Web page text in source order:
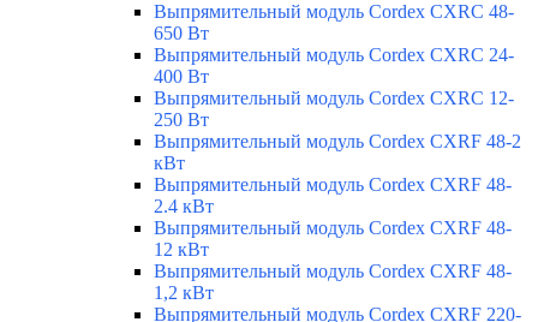
Выпрямительный модуль Cordex CXRС 48-
650 Вт
Выпрямительный модуль Cordex CXRС 24-
400 Вт
Выпрямительный модуль Cordex CXRС 12-
250 Вт
Выпрямительный модуль Cordex CXRF 48-2
кВт
Выпрямительный модуль Cordex CXRF 48-
2.4 кВт
Выпрямительный модуль Cordex CXRF 48-
12 кВт
Выпрямительный модуль Cordex CXRF 48-
1,2 кВт
Выпрямительный модуль Cordex CXRF 220-